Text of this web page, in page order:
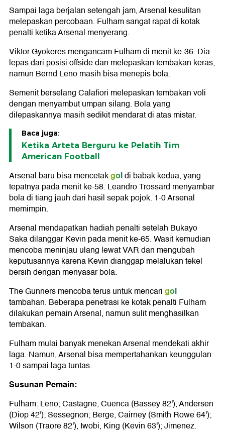
Sampai laga berjalan setengah jam, Arsenal kesulitan
melepaskan percobaan. Fulham sangat rapat di kotak
penalti ketika Arsenal menyerang.
Viktor Gyokeres mengancam Fulham di menit ke-36. Dia
lepas dari posisi offside dan melepaskan tembakan keras,
namun Bernd Leno masih bisa menepis bola.
Semenit berselang Calafiori melepaskan tembakan voli
dengan menyambut umpan silang. Bola yang
dilepaskannya masih sedikit mendarat di atas mistar.
Baca juga:
Ketika Arteta Berguru ke Pelatih Tim
American Football
Arsenal baru bisa mencetakgoldi babak kedua, yang
tepatnya pada menit ke-58. Leandro Trossard menyambar
bola di tiang jauh dari hasil sepak pojok. 1-0 Arsenal
memimpin.
Arsenal mendapatkan hadiah penalti setelah Bukayo
Saka dilanggar Kevin pada menit ke-65. Wasit kemudian
mencoba meninjau ulang lewat VAR dan mengubah
keputusannya karena Kevin dianggap melalukan tekel
bersih dengan menyasar bola.
The Gunners mencoba terus untuk mencarigol
tambahan. Beberapa penetrasi ke kotak penalti Fulham
dilakukan pemain Arsenal, namun sulit menghasilkan
tembakan.
Fulham mulai banyak menekan Arsenal mendekati akhir
laga. Namun, Arsenal bisa mempertahankan keunggulan
1-0 sampai laga tuntas.
Susunan Pemain:
Fulham: Leno; Castagne, Cuenca (Bassey 82'), Andersen
(Diop 42'); Sessegnon; Berge, Cairney (Smith Rowe 64');
Wilson (Traore 82'), Iwobi, King (Kevin 63'); Jimenez.